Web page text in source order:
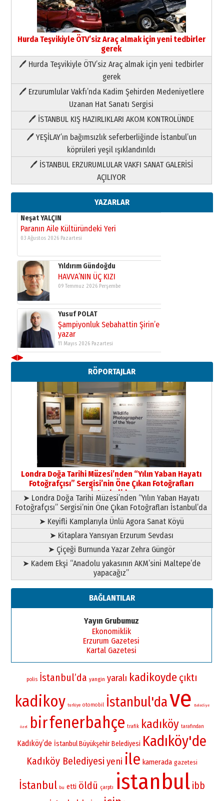
Hurda Teşvikiyle ÖTV’siz Araç almak için yeni tedbirler
gerek
🖊 Hurda Teşvikiyle ÖTV’siz Araç almak için yeni tedbirler
gerek
🖊 Erzurumlular Vakfı’nda Kadim Şehirden Medeniyetlere
Uzanan Hat Sanatı Sergisi
🖊 İSTANBUL KIŞ HAZIRLIKLARI AKOM KONTROLÜNDE
🖊 YEŞİLAY’ın bağımsızlık seferberliğinde İstanbul’un
köprüleri yeşil ışıklandırıldı
🖊 İSTANBUL ERZURUMLULAR VAKFI SANAT GALERİSİ
AÇILIYOR
YAZARLAR
Paranın Aile Kültüründeki Yeri
03 Ağustos 2026 Pazartesi
Yıldırım Gündoğdu
HAVVA’NIN ÜÇ KIZI
09 Temmuz 2026 Perşembe
Yusuf POLAT
Şampiyonluk Sebahattin Şirin’e
yazar
11 Mayıs 2026 Pazartesi
Neşat YALÇIN
Paranın Aile Kültüründeki Yeri
03 Ağustos 2026 Pazartesi
Yıldırım Gündoğdu
HAVVA’NIN ÜÇ KIZI
09 Temmuz 2026 Perşembe
Yusuf POLAT
Şampiyonluk Sebahattin Şirin’e
yazar
11 Mayıs 2026 Pazartesi
Neşat YALÇIN
Paranın Aile Kültüründeki Yeri
03 Ağustos 2026 Pazartesi
Yıldırım Gündoğdu
HAVVA’NIN ÜÇ KIZI
09 Temmuz 2026 Perşembe
Yusuf POLAT
Şampiyonluk Sebahattin Şirin’e
yazar
11 Mayıs 2026 Pazartesi
◀▶
RÖPORTAJLAR
Londra Doğa Tarihi Müzesi’nden “Yılın Yaban Hayatı
Fotoğrafçısı” Sergisi’nin Öne Çıkan Fotoğrafları
İstanbul’da
➤ Londra Doğa Tarihi Müzesi’nden “Yılın Yaban Hayatı
Fotoğrafçısı” Sergisi’nin Öne Çıkan Fotoğrafları İstanbul’da
➤ Keyifli Kamplarıyla Ünlü Agora Sanat Köyü
➤ Kitaplara Yansıyan Erzurum Sevdası
➤ Çiçeği Burnunda Yazar Zehra Güngör
➤ Kadem Ekşi “Anadolu yakasının AKM’sini Maltepe’de
yapacağız”
BAĞLANTILAR
Yayın Grubumuz
Ekonomiklik
Erzurum Gazetesi
Kartal Gazetesi
polis İstanbul’da yangin yaralı kadikoyde çıktı
kadikoy turkiye otomobil İstanbul'dave Belediye
özel birfenerbahçe trafik kadıköy tarafından
Kadıköy’de İstanbul Büyükşehir Belediyesi Kadıköy'de
Kadıköy Belediyesi yeni ile kamerada gazetesi
İstanbul bu etti öldü çarptı istanbul ibb